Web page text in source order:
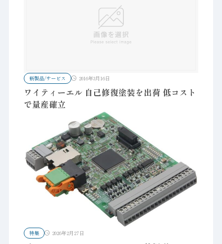
新製品/サービス 2016年3月16日
ワイティーエル 自己修復塗装を出荷 低コスト
で量産確立
特集 2026年2月27日